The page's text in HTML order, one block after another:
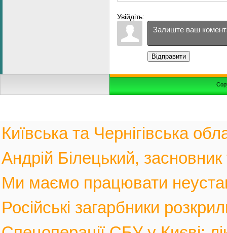
Увійдіть:
Відправити
Київська та Чернігівська
Андрій Білецький,
Ми маємо працювати
Російські загарбники